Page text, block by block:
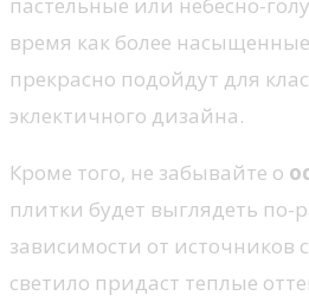
пастельные или небесно-
время как более
прекрасно подойдут для
эклектичного дизайна.
Кроме того, не забывайте о
плитки будет выглядеть по-
зависимости от источников
светило придаст теплые